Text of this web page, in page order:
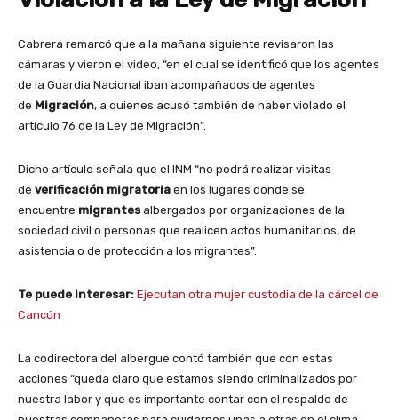
Cabrera remarcó que a la mañana siguiente revisaron las
cámaras y vieron el video, “en el cual se identificó que los agentes
de la Guardia Nacional iban acompañados de agentes
de Migración, a quienes acusó también de haber violado el
artículo 76 de la Ley de Migración”.
Dicho artículo señala que el INM “no podrá realizar visitas
de verificación migratoria en los lugares donde se
encuentre migrantesalbergados por organizaciones de la
sociedad civil o personas que realicen actos humanitarios, de
asistencia o de protección a los migrantes”.
Te puede interesar: Ejecutan otra mujer custodia de la cárcel de
Cancún
La codirectora del albergue contó también que con estas
acciones “queda claro que estamos siendo criminalizados por
nuestra labor y que es importante contar con el respaldo de